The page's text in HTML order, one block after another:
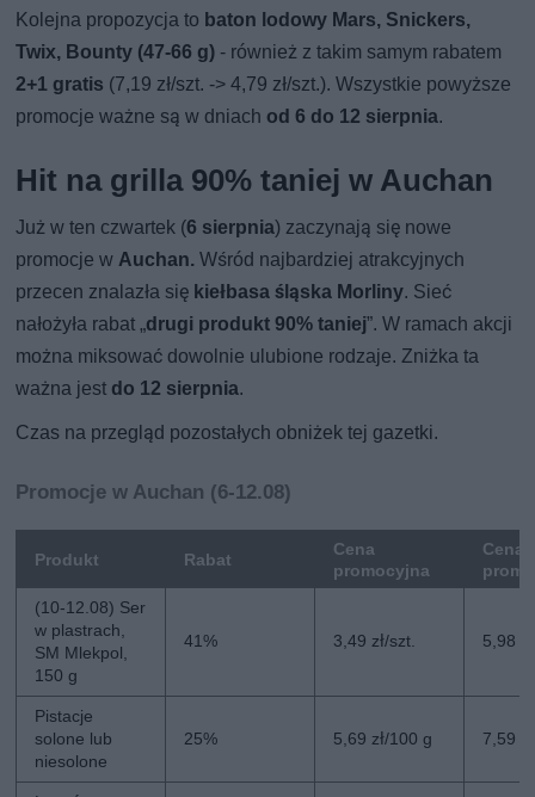
Kolejna propozycja to baton lodowy Mars, Snickers,
Twix, Bounty (47-66 g) - również z takim samym rabatem
2+1 gratis (7,19 zł/szt. -> 4,79 zł/szt.). Wszystkie powyższe
promocje ważne są w dniach od 6 do 12 sierpnia.
Hit na grilla 90% taniej w Auchan
Już w ten czwartek (6 sierpnia) zaczynają się nowe
promocje w Auchan. Wśród najbardziej atrakcyjnych
przecen znalazła się kiełbasa śląska Morliny. Sieć
nałożyła rabat „drugi produkt 90% taniej”. W ramach akcji
można miksować dowolnie ulubione rodzaje. Zniżka ta
ważna jest do 12 sierpnia.
Czas na przegląd pozostałych obniżek tej gazetki.
Promocje w Auchan (6-12.08)
Produkt Rabat
Cena
promocyjna
Cena
(10-12.08) Ser
w plastrach,
SM Mlekpol,
150 g
41% 3,49 zł/szt. 5,98
Pistacje
solone lub
niesolone
25% 5,69 zł/100 g 7,59